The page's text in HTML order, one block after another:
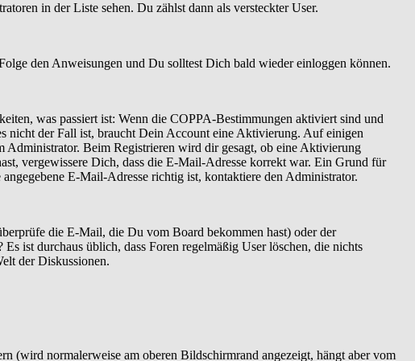
in der Liste sehen. Du zählst dann als versteckter User.
den Anweisungen und Du solltest Dich bald wieder einloggen können.
was passiert ist: Wenn die COPPA-Bestimmungen aktiviert sind und
nicht der Fall ist, braucht Dein Account eine Aktivierung. Auf einigen
Administrator. Beim Registrieren wird dir gesagt, ob eine Aktivierung
vergewissere Dich, dass die E-Mail-Adresse korrekt war. Ein Grund für
E-Mail-Adresse richtig ist, kontaktiere den Administrator.
die E-Mail, die Du vom Board bekommen hast) oder der
ist durchaus üblich, dass Foren regelmäßig User löschen, die nichts
der Diskussionen.
(wird normalerweise am oberen Bildschirmrand angezeigt, hängt aber vom